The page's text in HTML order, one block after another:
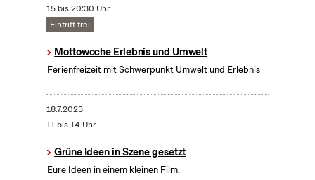
15 bis 20:30 Uhr
Eintritt frei
Mottowoche Erlebnis und Umwelt
Ferienfreizeit mit Schwerpunkt Umwelt und Erlebnis
18.7.2023
11 bis 14 Uhr
Grüne Ideen in Szene gesetzt
Eure Ideen in einem kleinen Film.